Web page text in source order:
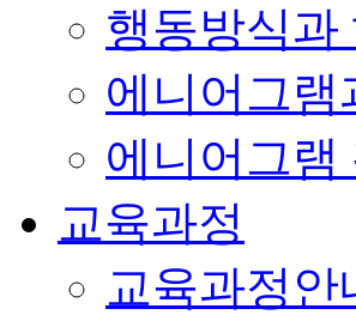
행동방식과
에니어그램
에니어그램
교육과정
교육과정안